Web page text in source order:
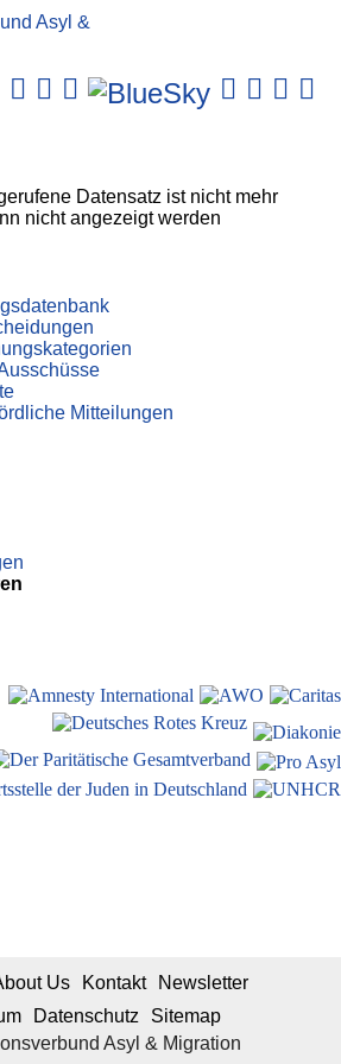
Datensatz ist nicht mehr
nicht angezeigt werden
Mitteilungen
Asyl & Migration
Us Kontakt
Newsletter
Datenschutz Sitemap